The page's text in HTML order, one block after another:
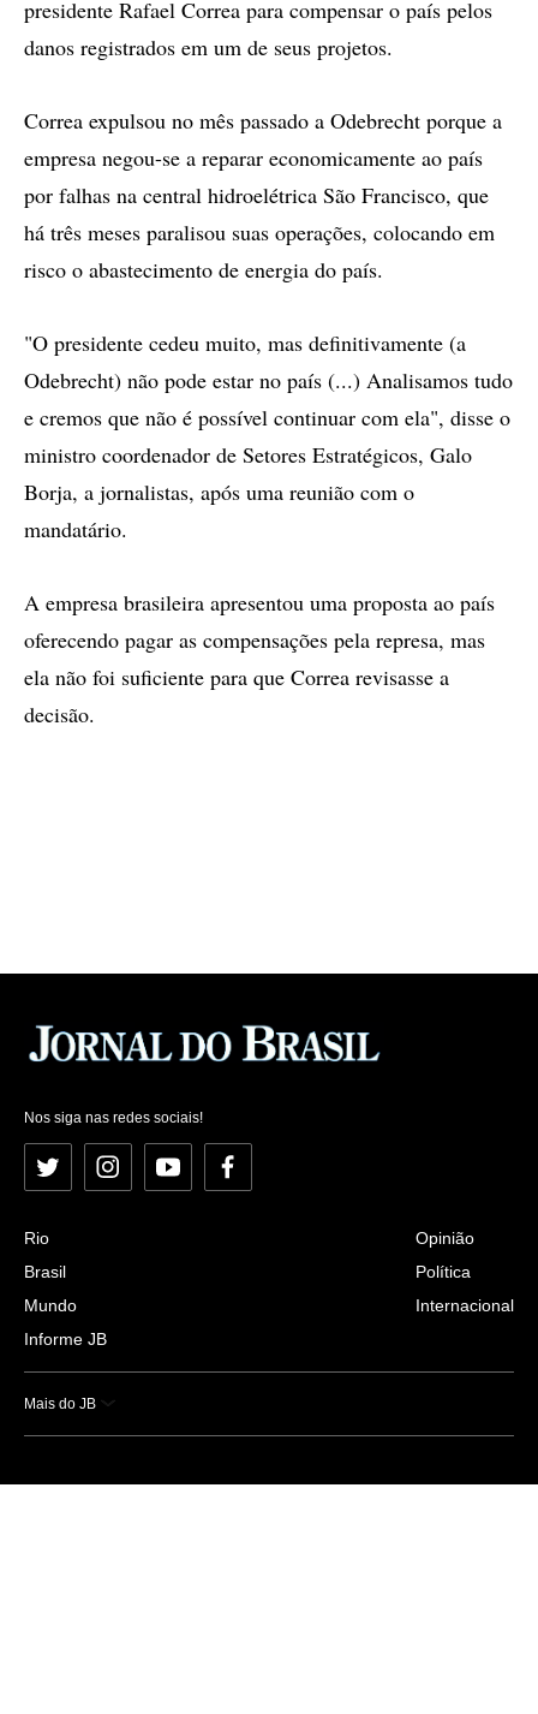
presidente Rafael Correa para compensar o país pelos
danos registrados em um de seus projetos.
Correa expulsou no mês passado a Odebrecht porque a
empresa negou-se a reparar economicamente ao país
por falhas na central hidroelétrica São Francisco, que
há três meses paralisou suas operações, colocando em
risco o abastecimento de energia do país.
"O presidente cedeu muito, mas definitivamente (a
Odebrecht) não pode estar no país (...) Analisamos tudo
e cremos que não é possível continuar com ela", disse o
ministro coordenador de Setores Estratégicos, Galo
Borja, a jornalistas, após uma reunião com o
mandatário.
A empresa brasileira apresentou uma proposta ao país
oferecendo pagar as compensações pela represa, mas
ela não foi suficiente para que Correa revisasse a
decisão.
Nos siga nas redes sociais!
Twitter InstagramYouTubeFacebook
Rio
Brasil
Mundo
Informe JB
Opinião
Política
Internacional
Mais do JB
Esportes